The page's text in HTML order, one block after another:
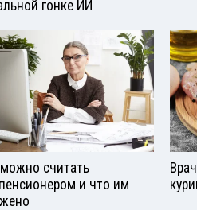
гонке ИИ
считать
и что им